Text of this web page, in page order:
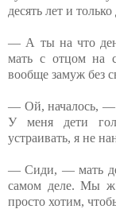
десять лет и
— А ты на что
мать с отцом на
вообще замуж без
— Ой, началось, —
У меня дети
устраивать, я не
— Сиди, — мать
самом деле. Мы ж
просто хотим,